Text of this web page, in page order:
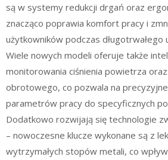
są w systemy redukcji drgań oraz
znacząco poprawia komfort pracy i
użytkowników podczas długotrwałego
Wiele nowych modeli oferuje także
monitorowania ciśnienia powietrza
obrotowego, co pozwala na
parametrów pracy do specyficznych
Dodatkowo rozwijają się technologie
– nowoczesne klucze wykonane są z
wytrzymałych stopów metali, co